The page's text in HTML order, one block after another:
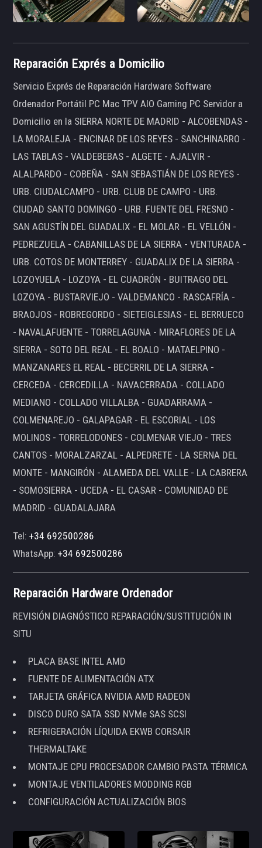
Reparación Exprés a Domicilio
Servicio Exprés de Reparación Hardware Software
Ordenador Portátil PC Mac TPV AIO Gaming PC Servidor a
Domicilio en la SIERRA NORTE DE MADRID - ALCOBENDAS -
LA MORALEJA - ENCINAR DE LOS REYES - SANCHINARRO -
LAS TABLAS - VALDEBEBAS - ALGETE - AJALVIR -
ALALPARDO - COBEÑA - SAN SEBASTIÁN DE LOS REYES -
URB. CIUDALCAMPO - URB. CLUB DE CAMPO - URB.
CIUDAD SANTO DOMINGO - URB. FUENTE DEL FRESNO -
SAN AGUSTÍN DEL GUADALIX - EL MOLAR - EL VELLÓN -
PEDREZUELA - CABANILLAS DE LA SIERRA - VENTURADA -
URB. COTOS DE MONTERREY - GUADALIX DE LA SIERRA -
LOZOYUELA - LOZOYA - EL CUADRÓN - BUITRAGO DEL
LOZOYA - BUSTARVIEJO - VALDEMANCO - RASCAFRÍA -
BRAOJOS - ROBREGORDO - SIETEIGLESIAS - EL BERRUECO
- NAVALAFUENTE - TORRELAGUNA - MIRAFLORES DE LA
SIERRA - SOTO DEL REAL - EL BOALO - MATAELPINO -
MANZANARES EL REAL - BECERRIL DE LA SIERRA -
CERCEDA - CERCEDILLA - NAVACERRADA - COLLADO
MEDIANO - COLLADO VILLALBA - GUADARRAMA -
COLMENAREJO - GALAPAGAR - EL ESCORIAL - LOS
MOLINOS - TORRELODONES - COLMENAR VIEJO - TRES
CANTOS - MORALZARZAL - ALPEDRETE - LA SERNA DEL
MONTE - MANGIRÓN - ALAMEDA DEL VALLE - LA CABRERA
- SOMOSIERRA - UCEDA - EL CASAR - COMUNIDAD DE
MADRID - GUADALAJARA
Tel:+34 692500286
WhatsApp:+34 692500286
Reparación Hardware Ordenador
REVISIÓN DIAGNÓSTICO REPARACIÓN/SUSTITUCIÓN IN
SITU
PLACA BASE INTEL AMD
FUENTE DE ALIMENTACIÓN ATX
TARJETA GRÁFICA NVIDIA AMD RADEON
DISCO DURO SATA SSD NVMe SAS SCSI
REFRIGERACIÓN LÍQUIDA EKWB CORSAIR
THERMALTAKE
MONTAJE CPU PROCESADOR CAMBIO PASTA TÉRMICA
MONTAJE VENTILADORES MODDING RGB
CONFIGURACIÓN ACTUALIZACIÓN BIOS